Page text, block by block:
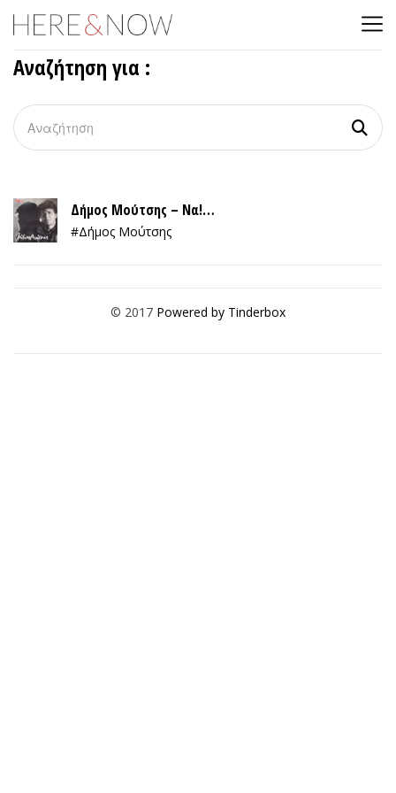
Αναζήτηση για :
Δήμος Μούτσης – Να!…
#Δήμος Μούτσης
© 2017 Powered by Tinderbox